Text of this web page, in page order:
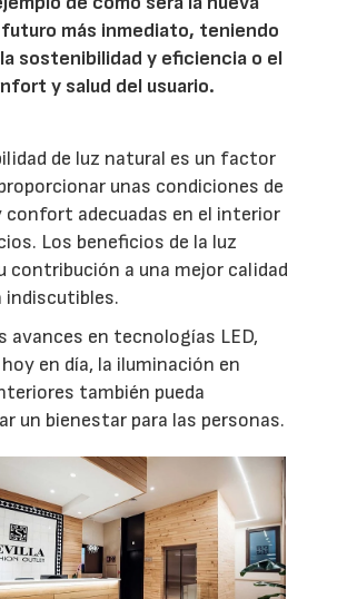
más inmediato, teniendo
sostenibilidad y eficiencia o el
y salud del usuario.
de luz natural es un factor
unas condiciones de
confort adecuadas en el interior
Los beneficios de la luz
contribución a una mejor calidad
indiscutibles.
avances en tecnologías LED,
en día, la iluminación en
también pueda
un bienestar para las personas.